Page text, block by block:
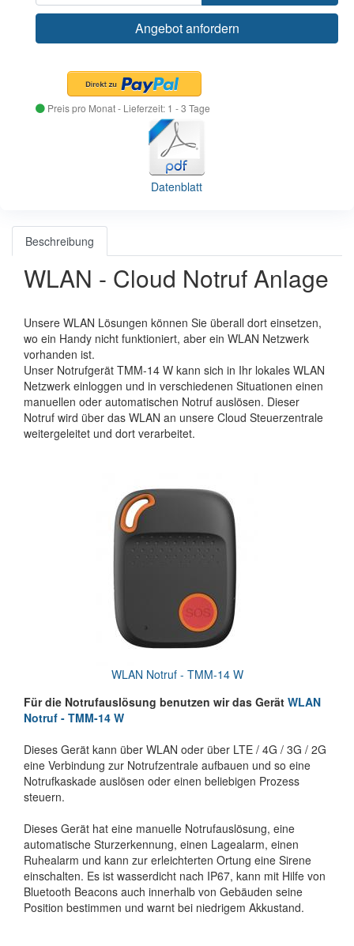
Angebot anfordern
Preis pro Monat - Lieferzeit: 1 - 3 Tage
Datenblatt
Beschreibung
WLAN - Cloud Notruf Anlage
Unsere WLAN Lösungen können Sie überall dort einsetzen,
wo ein Handy nicht funktioniert, aber ein WLAN Netzwerk
vorhanden ist.
Unser Notrufgerät TMM-14 W kann sich in Ihr lokales WLAN
Netzwerk einloggen und in verschiedenen Situationen einen
manuellen oder automatischen Notruf auslösen. Dieser
Notruf wird über das WLAN an unsere Cloud Steuerzentrale
weitergeleitet und dort verarbeitet.
WLAN Notruf - TMM-14 W
Für die Notrufauslösung benutzen wir das Gerät WLAN
Notruf - TMM-14 W
Dieses Gerät kann über WLAN oder über LTE / 4G / 3G / 2G
eine Verbindung zur Notrufzentrale aufbauen und so eine
Notrufkaskade auslösen oder einen beliebigen Prozess
steuern.
Dieses Gerät hat eine manuelle Notrufauslösung, eine
automatische Sturzerkennung, einen Lagealarm, einen
Ruhealarm und kann zur erleichterten Ortung eine Sirene
einschalten. Es ist wasserdicht nach IP67, kann mit Hilfe von
Bluetooth Beacons auch innerhalb von Gebäuden seine
Position bestimmen und warnt bei niedrigem Akkustand.